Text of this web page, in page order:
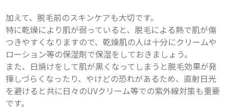
加えて、脱毛前のスキンケアも大切です。
特に乾燥により肌が弱っていると、脱毛による熱で肌が傷
つきやすくなりますので、乾燥肌の人は十分にクリームや
ローション等の保湿剤で保湿をしておきましょう。
また、日焼けをして肌が黒くなってしまうと脱毛効果が発
揮しづらくなったり、やけどの恐れがあるため、直射日光
を避けると共に日々のUVクリーム等での紫外線対策も重要
です。